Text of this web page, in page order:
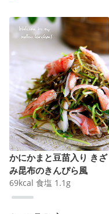
かにかまと豆苗入り きざ
み昆布のきんぴら風
69kcal 食塩 1.1 g